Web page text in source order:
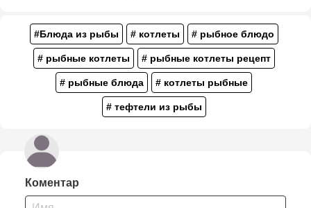
#Блюда из рыбы # котлеты # рыбное блюдо
# рыбные котлеты # рыбные котлеты рецепт
# рыбные блюда # котлеты рыбные
# тефтели из рыбы
Коментар